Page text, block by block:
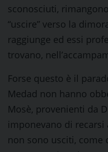
sconosciuti,
“uscire” verso la
raggiunge ed essi
trovano,
Forse questo è il
Medad non hanno
Mosè, provenienti da
imponevano di recarsi
non sono usciti,